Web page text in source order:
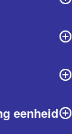
eenheid